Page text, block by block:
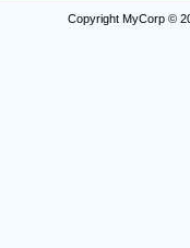
Copyright MyCorp ©